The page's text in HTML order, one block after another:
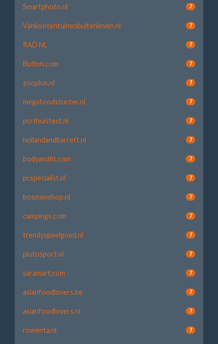
Smartphoto.nl 7
Vankootentuinenbuitenleven.nl 7
RAD NL 7
Butlon.com 7
zooplus.nl 7
megafoodstunter.nl 7
pcrthuistest.nl 7
hollandandbarrett.nl 7
bodyandfit.com 7
pcspecialist.nl 7
bosmenshop.nl 7
campings.com 7
trendyspeelgoed.nl 7
plutosport.nl 7
saramart.com 7
asianfoodlovers.be 7
asianfoodlovers.nl 7
rowenta.nl 7